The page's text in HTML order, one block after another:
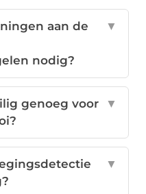
aan de
nodig?
▼
genoeg voor
▼
▼